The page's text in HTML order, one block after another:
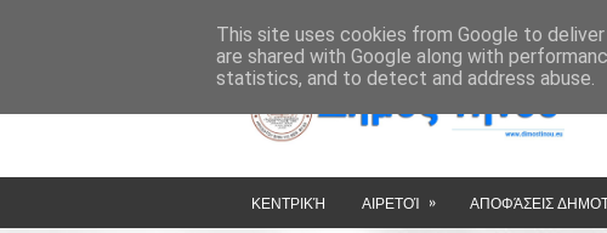
HOME ΔΉΜΟΣ ΤΉΝΟΥ » » »
ΚΕΝΤΡΙΚΉ ΑΙΡΕΤΟΊ » ΑΠΟΦΆΣΕΙΣ
This site uses cookies from Google to
are shared with Google along with
statistics, and to detect and address abuse.